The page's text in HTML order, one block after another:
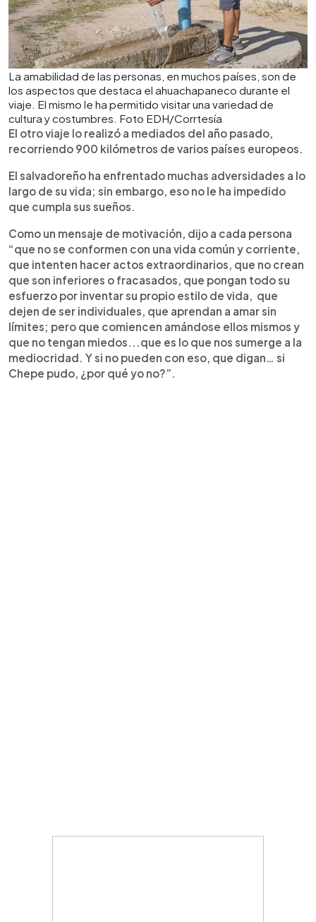
La amabilidad de las personas, en muchos países, son de
los aspectos que destaca el ahuachapaneco durante el
viaje. El mismo le ha permitido visitar una variedad de
cultura y costumbres. Foto EDH/Corrtesía
El otro viaje lo realizó a mediados del año pasado,
recorriendo 900 kilómetros de varios países europeos.
El salvadoreño ha enfrentado muchas adversidades a lo
largo de su vida; sin embargo, eso no le ha impedido
que cumpla sus sueños.
Como un mensaje de motivación, dijo a cada persona
“que no se conformen con una vida común y corriente,
que intenten hacer actos extraordinarios, que no crean
que son inferiores o fracasados, que pongan todo su
esfuerzo por inventar su propio estilo de vida, que
dejen de ser individuales, que aprendan a amar sin
límites; pero que comiencen amándose ellos mismos y
que no tengan miedos...que es lo que nos sumerge a la
mediocridad. Y si no pueden con eso, que digan… si
Chepe pudo, ¿por qué yo no?”.